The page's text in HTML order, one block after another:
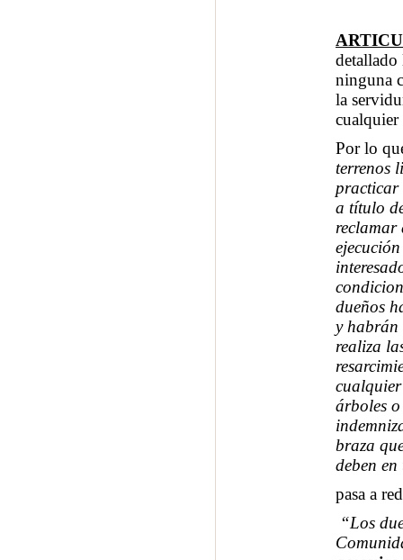
detallado
ninguna
la
cualquier
Por lo
terrenos
practicar
a título
reclamar
dueños
y habrán
realiza
árboles
braza
deben
pasa a
“Los